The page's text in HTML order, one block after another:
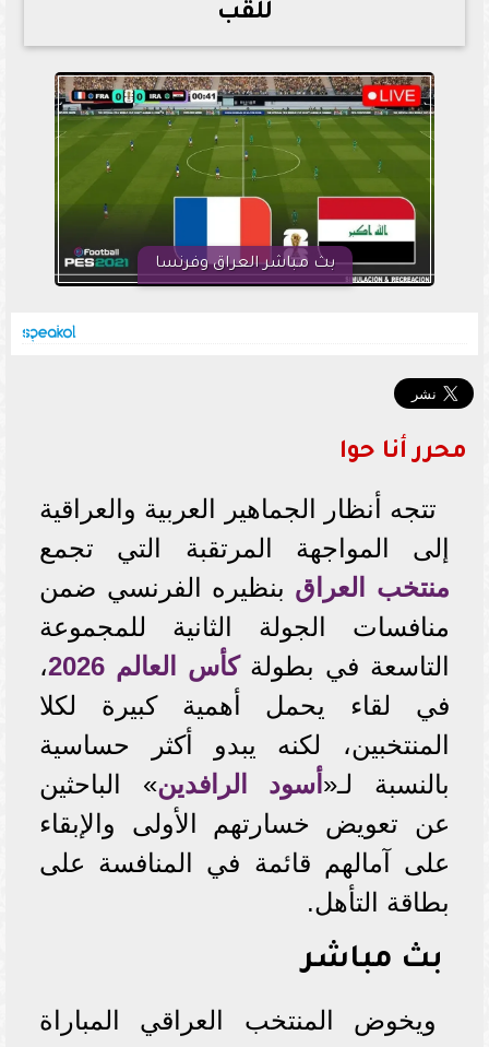
للقب
بث مباشر العراق وفرنسا
محرر أنا حوا
تتجه أنظار الجماهير العربية والعراقية
إلى المواجهة المرتقبة التي تجمع
منتخب العراق بنظيره الفرنسي ضمن
منافسات الجولة الثانية للمجموعة
التاسعة في بطولةكأس العالم 2026
،
في لقاء يحمل أهمية كبيرة لكلا
المنتخبين، لكنه يبدو أكثر حساسية
بالنسبة لـ« أسود الرافدين» الباحثين
عن تعويض خسارتهم الأولى والإبقاء
على آمالهم قائمة في المنافسة على
بطاقة التأهل.
بث مباشر
ويخوض المنتخب العراقي المباراة